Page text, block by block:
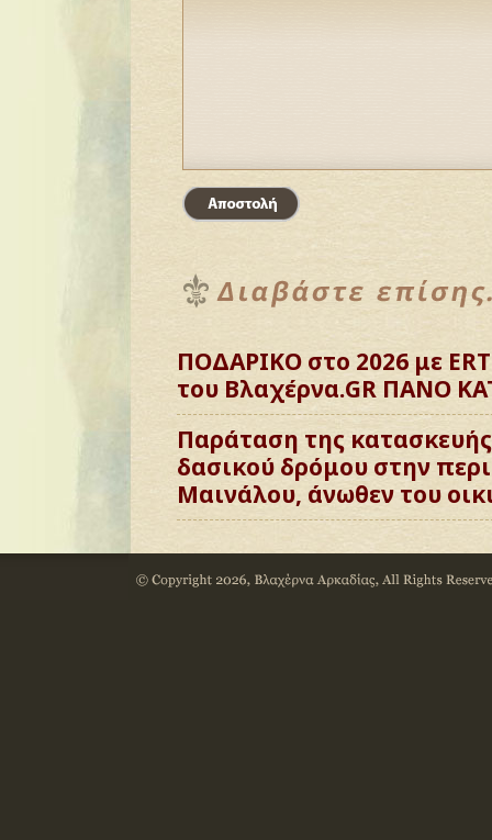
ΠΟΔΑΡΙΚΟ στο 2026 με
του Βλαχέρνα.GR ΠΑΝΟ
Παράταση της
δασικού δρόμου στην
Μαινάλου, άνωθεν του